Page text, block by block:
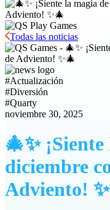
Todas las noticias
#Actualización
#Diversión
#Quarty
noviembre 30, 2025
🎄✨
diciembre
Adviento!